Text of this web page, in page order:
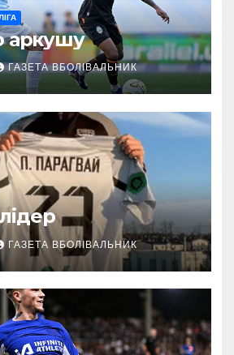
аркушу
ГАЗЕТА ВБОЛІВАЛЬНИК
ГАЗЕТА ВБОЛІВАЛЬНИК